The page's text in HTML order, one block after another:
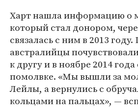
Харт нашла информацию о
который стал донором,
связалась с ним в 2013
австралийцы
к другу и в ноябре 2014
помолвке. «Мы вышли за
Лейлы, а вернулись с
кольцами на пальцах», —